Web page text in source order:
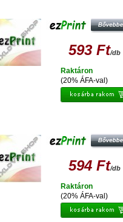
593 Ft/db
(20% ÁFA-val)
Raktáron
594 Ft/db
(20% ÁFA-val)
Raktáron